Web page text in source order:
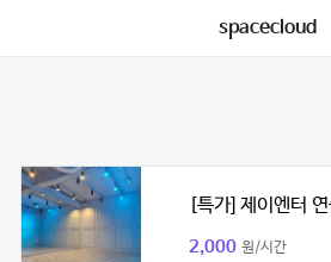
spacecloud
[특가] 제이엔터
2,000 원/시간